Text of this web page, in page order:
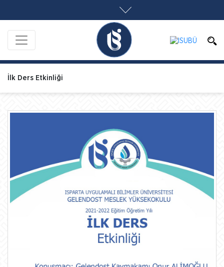
İlk Ders Etkinliği